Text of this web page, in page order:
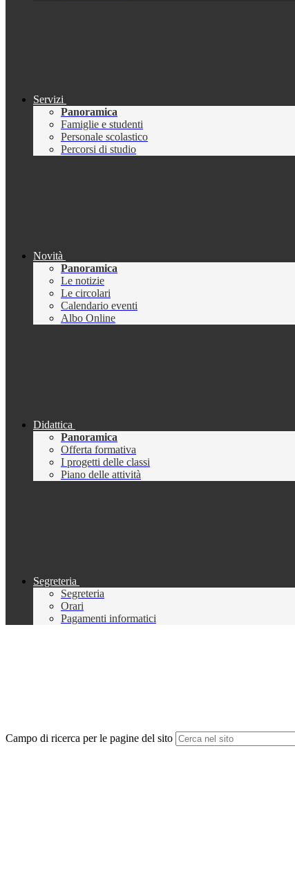
Servizi
Panoramica
Famiglie e studenti
Personale scolastico
Percorsi di studio
Novità
Panoramica
Le notizie
Le circolari
Calendario eventi
Albo Online
Didattica
Panoramica
Offerta formativa
I progetti delle classi
Piano delle attività
Segreteria
Segreteria
Orari
Pagamenti informatici
Campo di ricerca per le pagine del sito